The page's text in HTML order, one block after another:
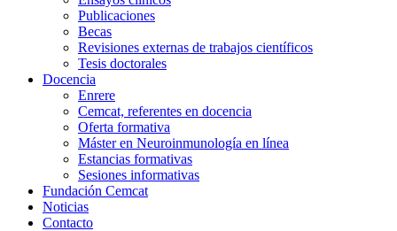
Publicaciones
Becas
Revisiones externas de trabajos científicos
Tesis doctorales
Docencia
Enrere
Cemcat, referentes en docencia
Oferta formativa
Máster en Neuroinmunología en línea
Estancias formativas
Sesiones informativas
Fundación Cemcat
Noticias
Contacto